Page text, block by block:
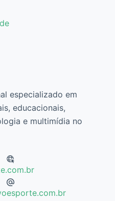
especializado em
educacionais,
e multimídia no